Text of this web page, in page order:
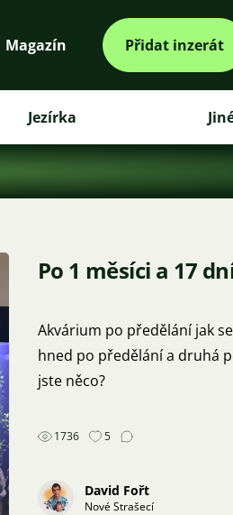
Magazín Přidat inzerát
Jezírka
Po 1 měsíci a 17
Akvárium po předělání jak
hned po předělání a druhá
jste něco?
1736 5
David Fořt
Nové Strašecí